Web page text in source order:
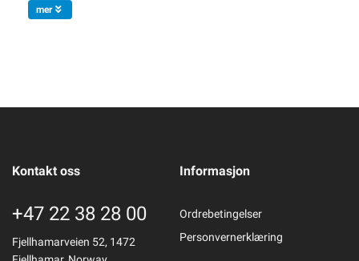
mer
Kontakt oss
+47 22 38 28 00
Fjellhamarveien 52, 1472
Informasjon
Ordrebetingelser
Personvernerklæring